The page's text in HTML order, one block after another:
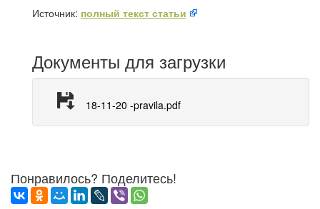
Источник: полный текст статьи
Документы для загрузки
18-11-20 -pravila.pdf
Понравилось? Поделитесь!